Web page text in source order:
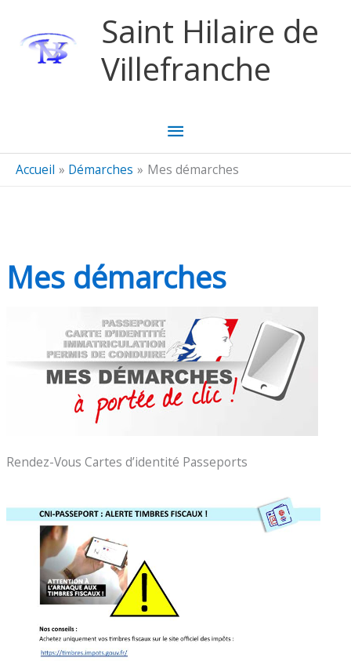
Saint Hilaire de
Villefranche
Menu
principal
Accueil Démarches Mes démarches
Mes démarches
Rendez-Vous Cartes d’identité Passeports